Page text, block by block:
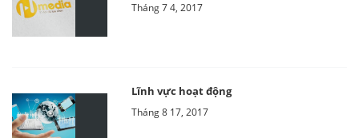
Tháng 7 4, 2017
Lĩnh vực hoạt động
Tháng 8 17, 2017